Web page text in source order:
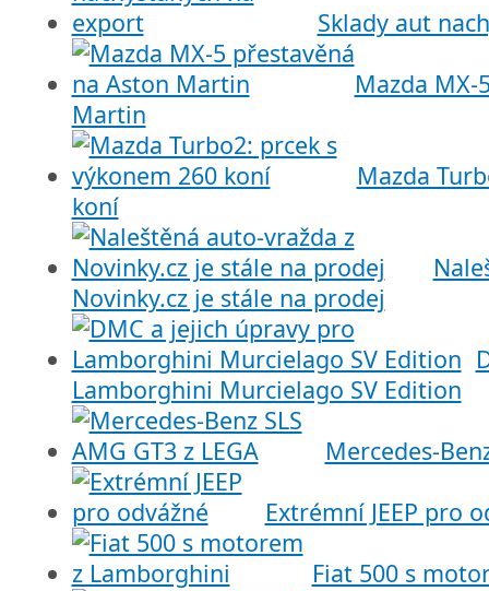
Sklady aut
Mazda
Martin
Mazda
koní
Novinky.cz je stále na prodej
Lamborghini Murcielago SV Edition
Mercedes-
Extrémní JEEP pro
Fiat 500 s